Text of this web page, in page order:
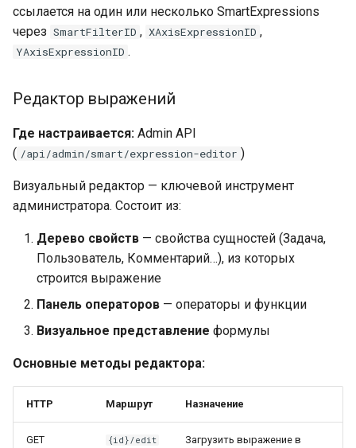
ссылается на один или несколько SmartExpressions
через SmartFilterID , XAxisExpressionID ,
YAxisExpressionID .
Редактор выражений
Где настраивается: Admin API
( /api/admin/smart/expression-editor )
Визуальный редактор — ключевой инструмент
администратора. Состоит из:
Дерево свойств — свойства сущностей (Задача,
Пользователь, Комментарий…), из которых
строится выражение
Панель операторов — операторы и функции
Визуальное представление формулы
Основные методы редактора:
HTTP Маршрут Назначение
GET {id}/edit Загрузить выражение в